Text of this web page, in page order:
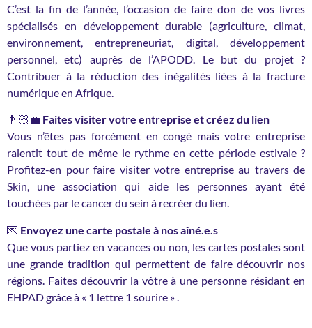
C’est la fin de l’année, l’occasion de faire don de vos livres
spécialisés en développement durable (agriculture, climat,
environnement, entrepreneuriat, digital, développement
personnel, etc) auprès de l’APODD. Le but du projet ?
Contribuer à la réduction des inégalités liées à la fracture
numérique en Afrique.
👨🏻‍💼 Faites visiter votre entreprise et créez du lien
Vous n’êtes pas forcément en congé mais votre entreprise
ralentit tout de même le rythme en cette période estivale ?
Profitez-en pour faire visiter votre entreprise au travers de
Skin, une association qui aide les personnes ayant été
touchées par le cancer du sein à recréer du lien.
💌 Envoyez une carte postale à nos aîné.e.s
Que vous partiez en vacances ou non, les cartes postales sont
une grande tradition qui permettent de faire découvrir nos
régions. Faites découvrir la vôtre à une personne résidant en
EHPAD grâce à « 1 lettre 1 sourire » .